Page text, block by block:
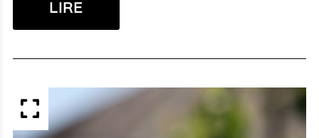
LIRE
APERÇU